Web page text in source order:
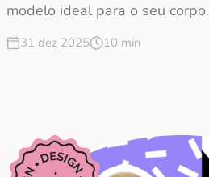
modelo ideal para o seu corpo.
31 dez 2025 10 min